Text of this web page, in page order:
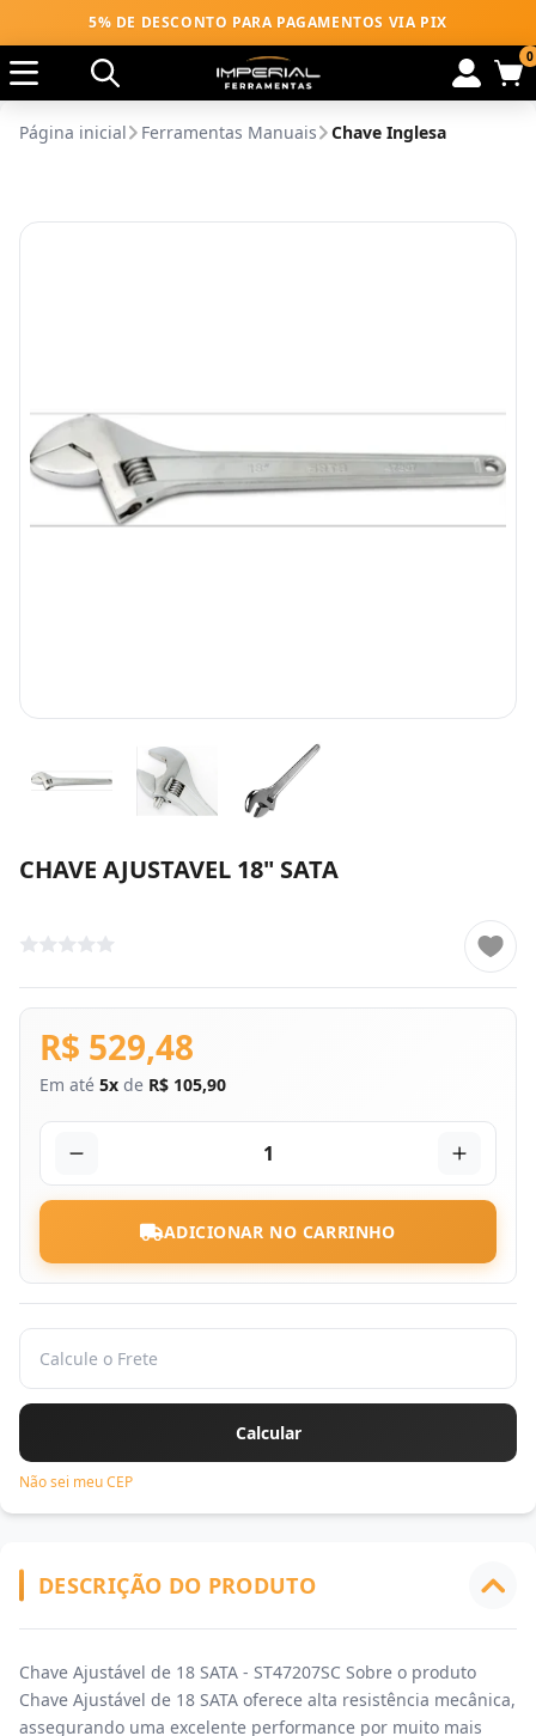
5% DE DESCONTO PARA PAGAMENTOS VIA PIX
0
Página inicial Ferramentas Manuais Chave Inglesa
CHAVE AJUSTAVEL 18" SATA
R$ 529,48
Em até 5x de R$ 105,90
1
ADICIONAR NO CARRINHO
Não sei meu CEP
DESCRIÇÃO DO PRODUTO
Chave Ajustável de 18 SATA - ST47207SC Sobre o produto
Chave Ajustável de 18 SATA oferece alta resistência mecânica,
assegurando uma excelente performance por muito mais